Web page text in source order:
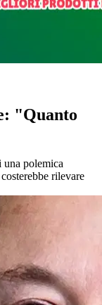
"Quanto
polemica
rilevare